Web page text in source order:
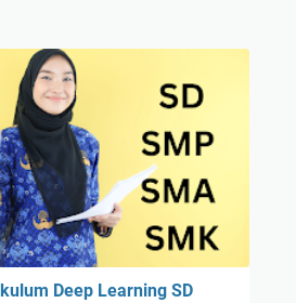
Deep Learning SD